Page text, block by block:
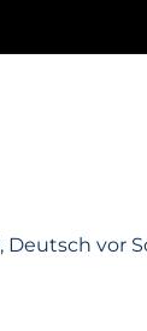
, Deutsch vor